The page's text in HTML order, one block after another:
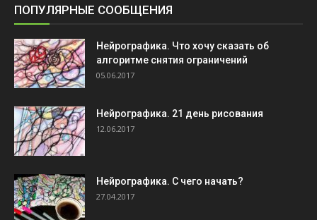
ПОПУЛЯРНЫЕ СООБЩЕНИЯ
Нейрографика. Что хочу сказать об
алгоритме снятия ограничений
05.06.2017
Нейрографика. 21 день рисования
12.06.2017
Нейрографика. С чего начать?
27.04.2017